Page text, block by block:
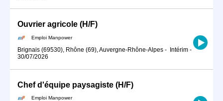
Ouvrier agricole (H/F)
Emploi Manpower
Brignais (69530), Rhône (69), Auvergne-Rhône-Alpes - Intérim -
30/07/2026
Chef d'équipe paysagiste (H/F)
Emploi Manpower